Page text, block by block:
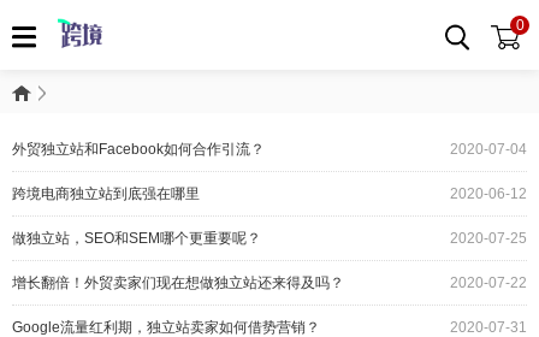
0
外贸独立站和Facebook如何合作引流？ 2020-07-04
跨境电商独立站到底强在哪里 2020-06-12
做独立站，SEO和SEM哪个更重要呢？ 2020-07-25
增长翻倍！外贸卖家们现在想做独立站还来得及吗？ 2020-07-22
Google流量红利期，独立站卖家如何借势营销？ 2020-07-31